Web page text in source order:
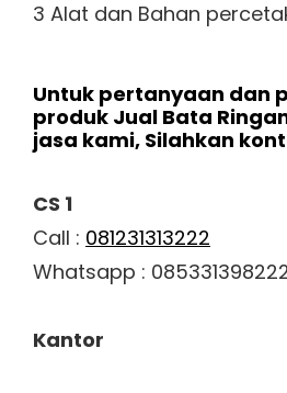
3 Alat dan Bahan
Untuk pertanyaan dan
produk Jual Bata
jasa kami, Silahkan
CS 1
Call : 081231313222
Whatsapp :
Kantor